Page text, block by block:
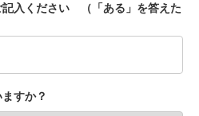
記入ください （「ある」を答えた
すか？